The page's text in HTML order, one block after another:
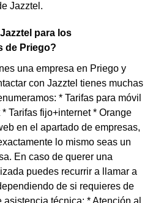
Jazztel.
para los
de Priego?
una empresa en Priego y
con Jazztel tienes muchas
* Tarifas para móvil
Tarifas fijo+internet * Orange
en el apartado de empresas,
lo mismo seas un
En caso de querer una
puedes recurrir a llamar a
de si requieres de
técnica: * Atención al